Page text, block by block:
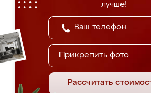
лучше!
Прикрепить фото
Рассчитать